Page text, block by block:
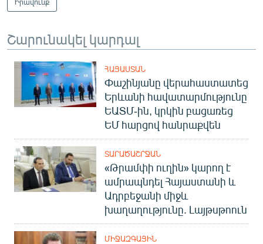
Շարունակել կարդալ
ՀԱՅԱՍՏԱՆ
Փաշինյանը վերահաստատեց
Երևանի հավատարմությունը
ԵԱՏՄ-ին, կրկին բացառեց
ԵՄ հարցով հանրաքվեն
ՏԱՐԱԾԱՇՐՋԱՆ
«Թրամփի ուղին» կարող է
ամրապնդել Հայաստանի և
Ադրբեջանի միջև
խաղաղությունը. Լայթսթոուն
ՄԻՋԱԶԳԱՅԻՆ